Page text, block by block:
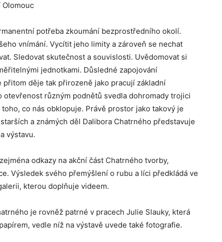
Olomouc
potřeba zkoumání bezprostředního okolí.
vnímání. Vycítit jeho limity a zároveň se nechat
Sledovat skutečnost a souvislosti. Uvědomovat si
jednotkami. Důsledné zapojování
děje tak přirozeně jako pracují základní
různým podnětů svedla dohromady trojici
co nás obklopuje. Právě prostor jako takový je
a známých děl Dalibora Chatrného představuje
výstavu.
odkazy na akční část Chatrného tvorby,
Výsledek svého přemýšlení o rubu a líci předkládá ve
kterou doplňuje videem.
je rovněž patrné v pracech Julie Slauky, která
vedle níž na výstavě uvede také fotografie.